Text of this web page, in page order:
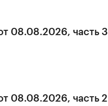
08.08.2026, часть 3
08.08.2026, часть 2